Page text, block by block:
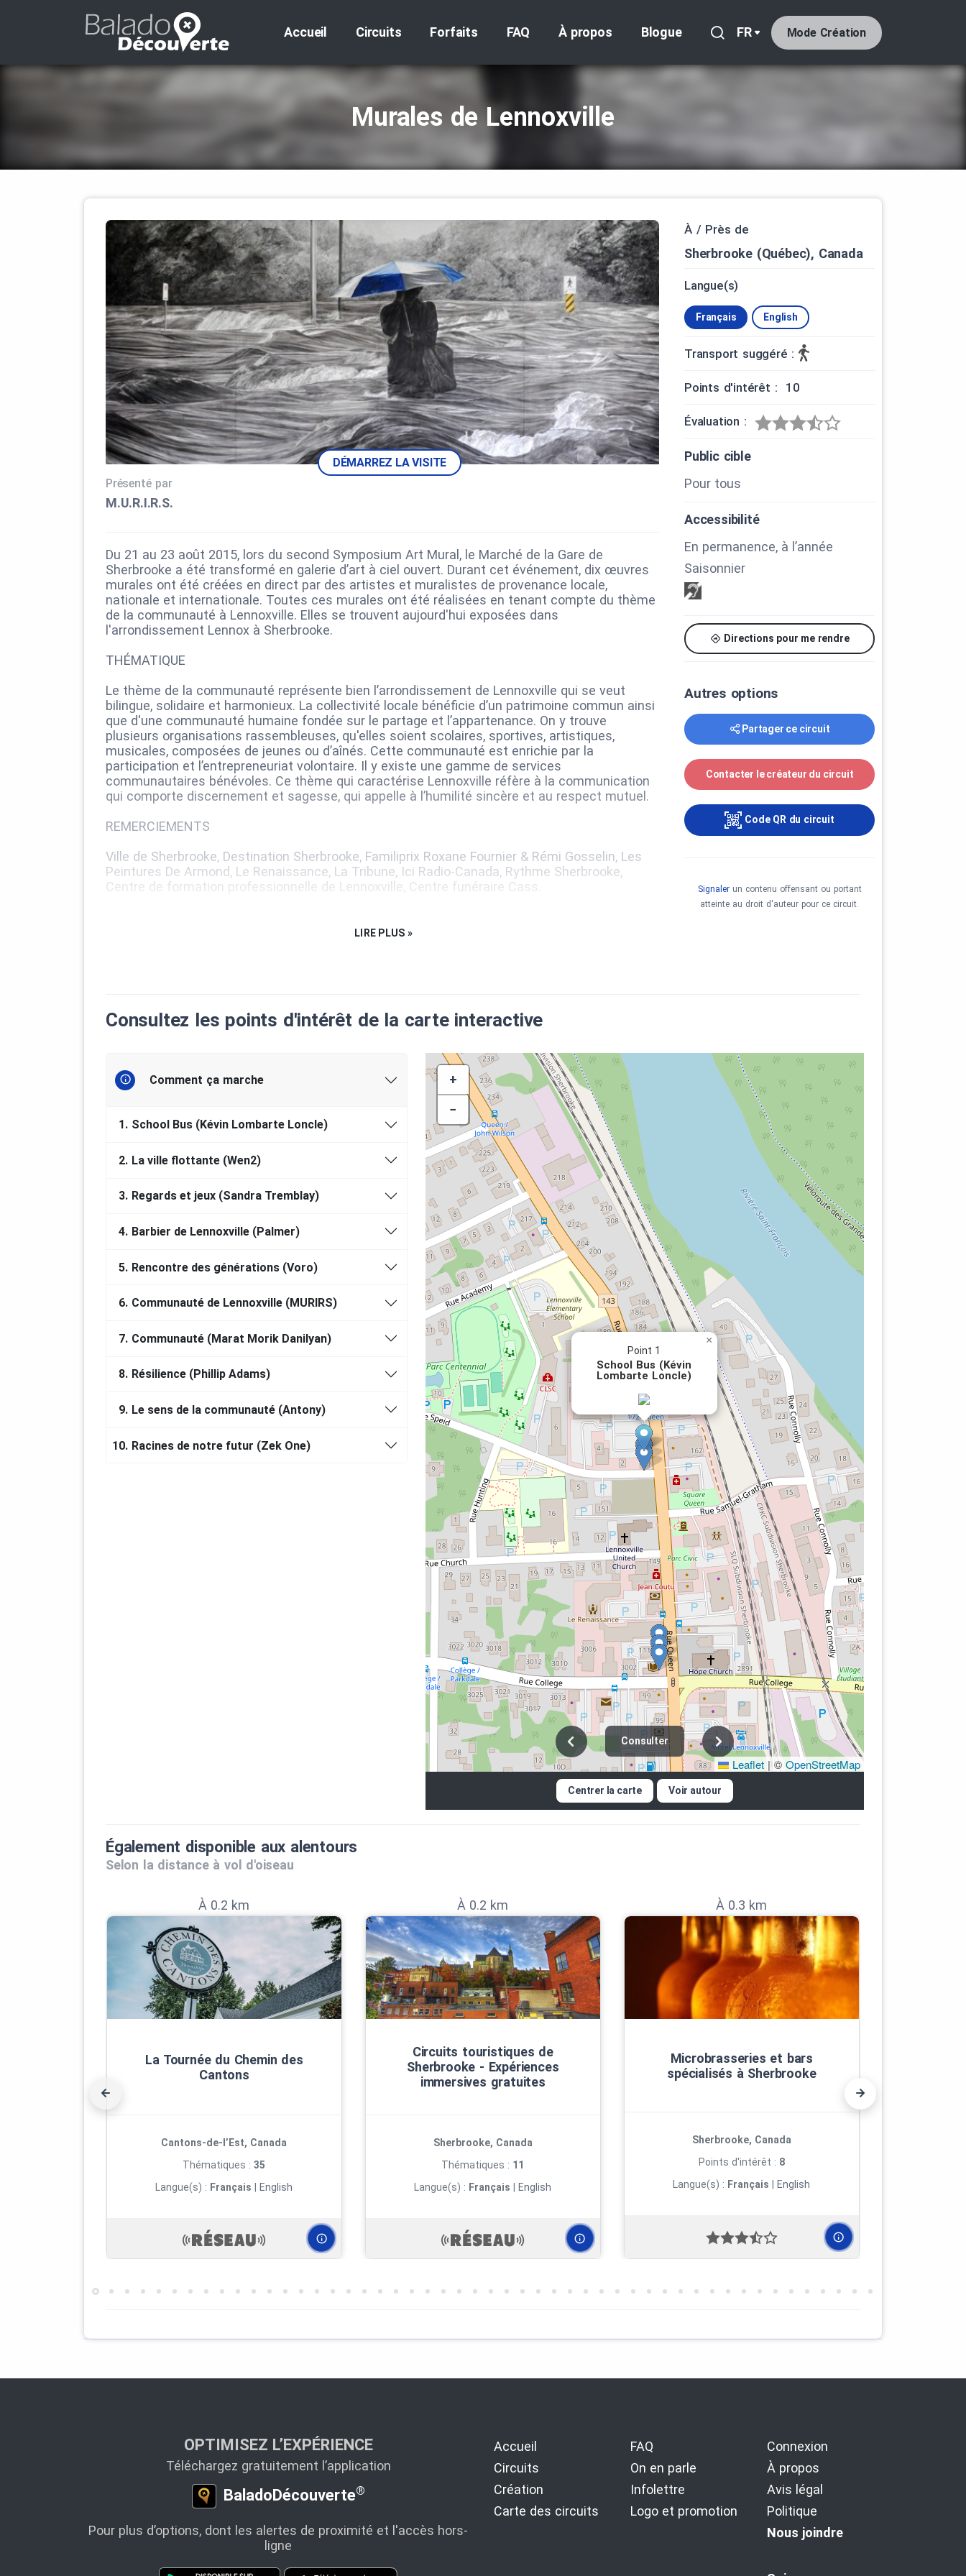
Accueil Circuits Forfaits FAQ À propos Blogue FR Mode Création
Murales de Lennoxville
DÉMARREZ LA VISITE
Présenté par
M.U.R.I.R.S.
Du 21 au 23 août 2015, lors du second Symposium Art Mural, le Marché de la Gare de
Sherbrooke a été transformé en galerie d’art à ciel ouvert. Durant cet événement, dix œuvres
murales ont été créées en direct par des artistes et muralistes de provenance locale,
nationale et internationale. Toutes ces murales ont été réalisées en tenant compte du thème
de la communauté à Lennoxville. Elles se trouvent aujourd'hui exposées dans
l'arrondissement Lennox à Sherbrooke.
THÉMATIQUE
Le thème de la communauté représente bien l’arrondissement de Lennoxville qui se veut
bilingue, solidaire et harmonieux. La collectivité locale bénéficie d’un patrimoine commun ainsi
que d'une communauté humaine fondée sur le partage et l’appartenance. On y trouve
plusieurs organisations rassembleuses, qu'elles soient scolaires, sportives, artistiques,
musicales, composées de jeunes ou d’aînés. Cette communauté est enrichie par la
participation et l’entrepreneuriat volontaire. Il y existe une gamme de services
communautaires bénévoles. Ce thème qui caractérise Lennoxville réfère à la communication
qui comporte discernement et sagesse, qui appelle à l’humilité sincère et au respect mutuel.
REMERCIEMENTS
Ville de Sherbrooke, Destination Sherbrooke, Familiprix Roxane Fournier & Rémi Gosselin, Les
Peintures De Armond, Le Renaissance, La Tribune, Ici Radio-Canada, Rythme Sherbrooke,
Centre de formation professionnelle de Lennoxville, Centre funéraire Cass.
LIRE PLUS »
À / Près de
Sherbrooke (Québec), Canada
Langue(s)
Français English
Transport suggéré :
Points d'intérêt : 10
Évaluation :
Public cible
Pour tous
Accessibilité
En permanence, à l’année
Saisonnier
Directions pour me rendre
Autres options
Partager ce circuit
Contacter le créateur du circuit
Code QR du circuit
Signalerun contenu offensant ou portant
atteinte au droit d'auteur pour ce circuit.
Consultez les points d'intérêt de la carte interactive
Comment ça marche
1. School Bus (Kévin Lombarte Loncle)
2. La ville flottante (Wen2)
3. Regards et jeux (Sandra Tremblay)
4. Barbier de Lennoxville (Palmer)
5. Rencontre des générations (Voro)
6. Communauté de Lennoxville (MURIRS)
7. Communauté (Marat Morik Danilyan)
8. Résilience (Phillip Adams)
9. Le sens de la communauté (Antony)
10. Racines de notre futur (Zek One)
+
−
Point 1
School Bus (Kévin
Lombarte Loncle)
×
Leaflet |© OpenStreetMap
Consulter
Centrer la carte Voir autour
Également disponible aux alentours
Selon la distance à vol d'oiseau
À 0.2 km
La Tournée du Chemin des
Cantons
Cantons-de-l’Est, Canada
Thématiques : 35
Langue(s) : Français English
À 0.2 km
Circuits touristiques de
Sherbrooke ‑ Expériences
immersives gratuites
Sherbrooke, Canada
Thématiques : 11
Langue(s) : Français English
À 0.3 km
Microbrasseries et bars
spécialisés à Sherbrooke
Sherbrooke, Canada
Points d'intérêt : 8
Langue(s) : Français English
OPTIMISEZ L’EXPÉRIENCE
Téléchargez gratuitement l’application
BaladoDécouverte®
Pour plus d’options, dont les alertes de proximité et l'accès hors-
ligne
Accueil
Circuits
Création
Carte des circuits
FAQ
On en parle
Infolettre
Logo et promotion
Connexion
À propos
Avis légal
Politique
Nous joindre